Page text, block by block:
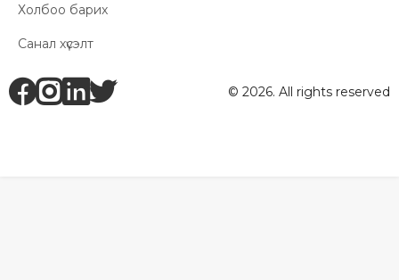
Холбоо барих
Санал хүсэлт
fbig litw © 2026. All rights reserved